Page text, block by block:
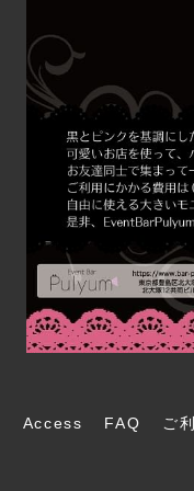
Access FAQ ご